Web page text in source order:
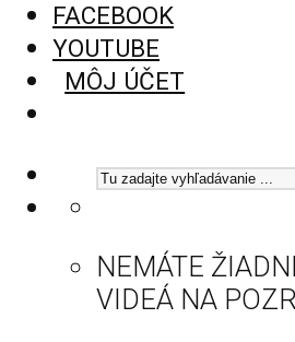
FACEBOOK
YOUTUBE
MÔJ ÚČET
NEMÁTE
VIDEÁ NA